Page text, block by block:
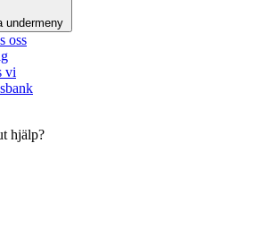
undermeny
oss
vi
hjälp?